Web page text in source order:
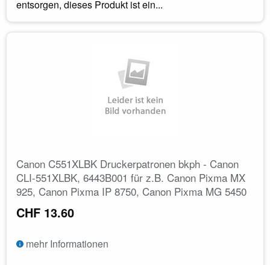
entsorgen, dieses Produkt ist ein...
Canon C551XLBK Druckerpatronen bkph - Canon
CLI-551XLBK, 6443B001 für z.B. Canon Pixma MX
925, Canon Pixma IP 8750, Canon Pixma MG 5450
CHF 13.60
mehr Informationen